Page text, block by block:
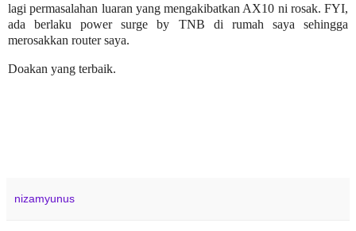
lagi permasalahan luaran yang mengakibatkan AX10 ni rosak. FYI,
ada berlaku power surge by TNB di rumah saya sehingga
merosakkan router saya.
Doakan yang terbaik.
nizamyunus